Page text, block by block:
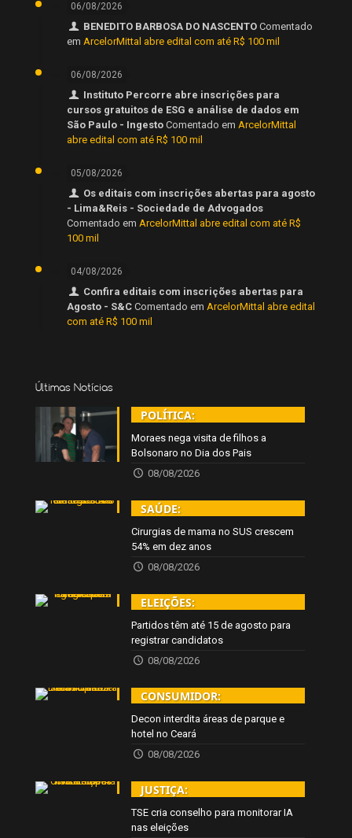
06/08/2026
BENEDITO BARBOSA DO NASCENTO Comentado
em ArcelorMittal abre edital com até R$ 100 mil
06/08/2026
Instituto Percorre abre inscrições para
cursos gratuitos de ESG e análise de dados em
São Paulo - Ingesto Comentado em ArcelorMittal
abre edital com até R$ 100 mil
05/08/2026
Os editais com inscrições abertas para agosto
- Lima&Reis - Sociedade de Advogados
Comentado em ArcelorMittal abre edital com até R$
100 mil
04/08/2026
Confira editais com inscrições abertas para
Agosto - S&C Comentado em ArcelorMittal abre edital
com até R$ 100 mil
Últimas Notícias
POLÍTICA:
Moraes nega visita de filhos a
Bolsonaro no Dia dos Pais
08/08/2026
SAÚDE:
Cirurgias de mama no SUS crescem
54% em dez anos
08/08/2026
ELEIÇÕES:
Partidos têm até 15 de agosto para
registrar candidatos
08/08/2026
CONSUMIDOR:
Decon interdita áreas de parque e
hotel no Ceará
08/08/2026
JUSTIÇA:
TSE cria conselho para monitorar IA
nas eleições